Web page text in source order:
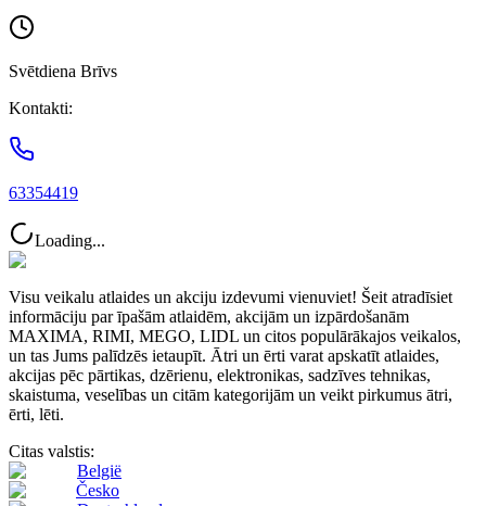
Svētdiena Brīvs
Kontakti:
63354419
Loading...
Visu veikalu atlaides un akciju izdevumi vienuviet! Šeit atradīsiet
informāciju par īpašām atlaidēm, akcijām un izpārdošanām
MAXIMA, RIMI, MEGO, LIDL un citos populārākajos veikalos,
un tas Jums palīdzēs ietaupīt. Ātri un ērti varat apskatīt atlaides,
akcijas pēc pārtikas, dzērienu, elektronikas, sadzīves tehnikas,
skaistuma, veselības un citām kategorijām un veikt pirkumus ātri,
ērti, lēti.
Citas valstis:
België
Česko